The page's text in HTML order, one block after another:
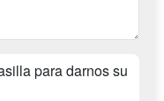
para darnos su